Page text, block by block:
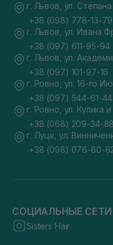
г. Львов, ул.
+38 (098) 778-13-79
г. Львов, ул. Ивана
+38 (097) 611-95-94
г. Львов, ул.
+38 (097) 101-97-16
г. Ровно, ул. 16-го
+38 (097) 544-61-44
г. Ровно, ул. Кулика
+38 (068) 209-34-88
г. Луцк, ул.
+38 (098) 076-60-
СОЦИАЛЬНЫЕ СЕТИ
Sisters Hair